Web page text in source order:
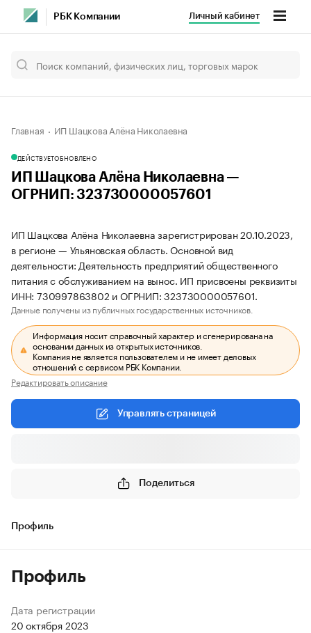
РБК Компании Личный кабинет
Главная ИП Шацкова Алёна Николаевна
ДЕЙСТВУЕТОБНОВЛЕНО
ИП Шацкова Алёна Николаевна —
ОГРНИП: 323730000057601
ИП Шацкова Алёна Николаевна зарегистрирован 20.10.2023,
в регионе — Ульяновская область. Основной вид
деятельности: Деятельность предприятий общественного
питания с обслуживанием на вынос. ИП присвоены реквизиты
ИНН: 730997863802 и ОГРНИП: 323730000057601.
Данные получены из публичных государственных источников.
Информация носит справочный характер и сгенерирована на
основании данных из открытых источников.
Компания не является пользователем и не имеет деловых
отношений с сервисом РБК Компании.
Редактировать описание
Управлять страницей
Поделиться
Профиль
Профиль
Дата регистрации
20 октября 2023